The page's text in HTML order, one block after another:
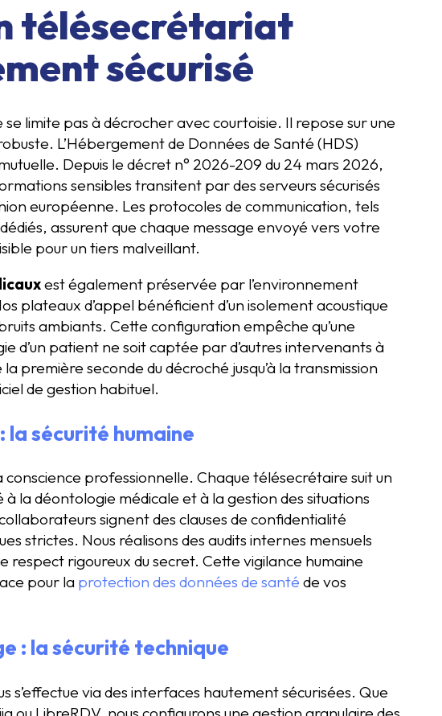
télésecrétariat
sécurisé
limite pas à décrocher avec courtoisie. Il repose sur une
L’Hébergement de Données de Santé (HDS)
Depuis le décret n° 2026-209 du 24 mars 2026,
sensibles transitent par des serveurs sécurisés
européenne. Les protocoles de communication, tels
assurent que chaque message envoyé vers votre
pour un tiers malveillant.
est également préservée par l’environnement
plateaux d’appel bénéficient d’un isolement acoustique
ambiants. Cette configuration empêche qu’une
d’un patient ne soit captée par d’autres intervenants à
première seconde du décroché jusqu’à la transmission
de gestion habituel.
la sécurité humaine
professionnelle. Chaque télésecrétaire suit un
la déontologie médicale et à la gestion des situations
signent des clauses de confidentialité
strictes. Nous réalisons des audits internes mensuels
respect rigoureux du secret. Cette vigilance humaine
pour la protection des données de santé de vos
: la sécurité technique
s’effectue via des interfaces hautement sécurisées. Que